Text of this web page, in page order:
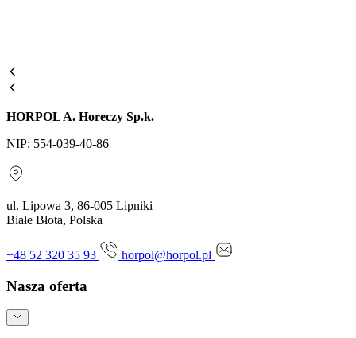
HORPOL A. Horeczy Sp.k.
NIP: 554-039-40-86
ul. Lipowa 3, 86-005 Lipniki
Białe Błota, Polska
+48 52 320 35 93 horpol@horpol.pl
Nasza oferta